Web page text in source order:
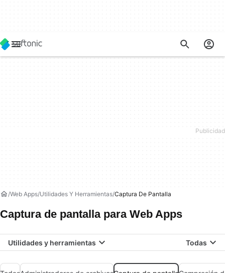
Web Apps Utilidades Y Herramientas Captura De Pantalla
Captura de pantalla para Web Apps
Utilidades y herramientas Todas